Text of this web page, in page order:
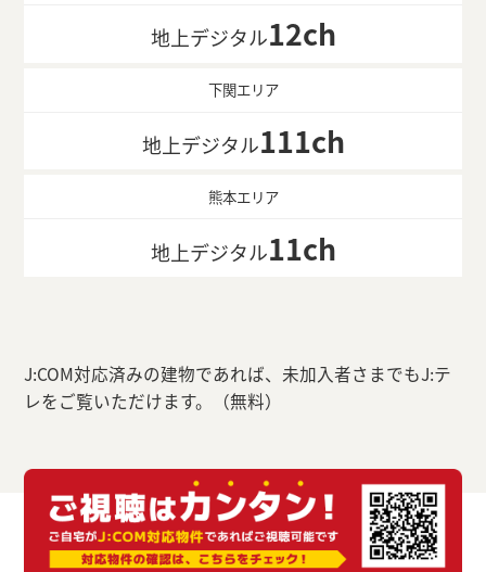
地上デジタル12ch
下関エリア
地上デジタル111ch
熊本エリア
地上デジタル11ch
J:COM対応済みの建物であれば、未加入者さまでもJ:テ
レをご覧いただけます。（無料）